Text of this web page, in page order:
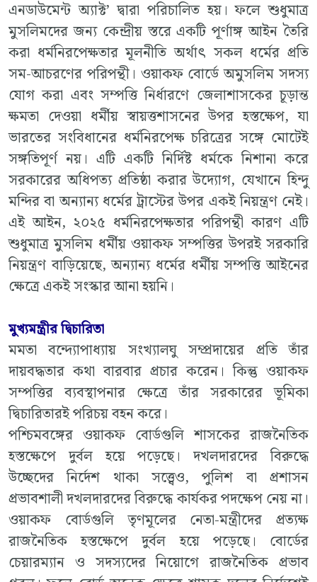
এনডাউমেন্ট অ্যাক্ট’ দ্বারা পরিচালিত হয়। ফলে শুধুমাত্র
মুসলিমদের জন্য কেন্দ্রীয় স্তরে একটি পূর্ণাঙ্গ আইন তৈরি
করা ধর্মনিরপেক্ষতার মূলনীতি অর্থাৎ সকল ধর্মের প্রতি
সম-আচরণের পরিপন্থী। ওয়াকফ বোর্ডে অমুসলিম সদস্য
যোগ করা এবং সম্পত্তি নির্ধারণে জেলাশাসকের চূড়ান্ত
ক্ষমতা দেওয়া ধর্মীয় স্বায়ত্তশাসনের উপর হস্তক্ষেপ, যা
ভারতের সংবিধানের ধর্মনিরপেক্ষ চরিত্রের সঙ্গে মোটেই
সঙ্গতিপূর্ণ নয়। এটি একটি নির্দিষ্ট ধর্মকে নিশানা করে
সরকারের অধিপত্য প্রতিষ্ঠা করার উদ্যোগ, যেখানে হিন্দু
মন্দির বা অন্যান্য ধর্মের ট্রাস্টের উপর একই নিয়ন্ত্রণ নেই।
এই আইন, ২০২৫ ধর্মনিরপেক্ষতার পরিপন্থী কারণ এটি
শুধুমাত্র মুসলিম ধর্মীয় ওয়াকফ সম্পত্তির উপরই সরকারি
নিয়ন্ত্রণ বাড়িয়েছে, অন্যান্য ধর্মের ধর্মীয় সম্পত্তি আইনের
ক্ষেত্রে একই সংস্কার আনা হয়নি।
মুখ্যমন্ত্রীর দ্বিচারিতা
মমতা বন্দ্যোপাধ্যায় সংখ্যালঘু সম্প্রদায়ের প্রতি তাঁর
দায়বদ্ধতার কথা বারবার প্রচার করেন। কিন্তু ওয়াকফ
সম্পত্তির ব্যবস্থাপনার ক্ষেত্রে তাঁর সরকারের ভূমিকা
দ্বিচারিতারই পরিচয় বহন করে।
পশ্চিমবঙ্গের ওয়াকফ বোর্ডগুলি শাসকের রাজনৈতিক
হস্তক্ষেপে দুর্বল হয়ে পড়েছে। দখলদারদের বিরুদ্ধে
উচ্ছেদের নির্দেশ থাকা সত্ত্বেও, পুলিশ বা প্রশাসন
প্রভাবশালী দখলদারদের বিরুদ্ধে কার্যকর পদক্ষেপ নেয় না।
ওয়াকফ বোর্ডগুলি তৃণমূলের নেতা-মন্ত্রীদের প্রত্যক্ষ
রাজনৈতিক হস্তক্ষেপে দুর্বল হয়ে পড়েছে। বোর্ডের
চেয়ারম্যান ও সদস্যদের নিয়োগে রাজনৈতিক প্রভাব